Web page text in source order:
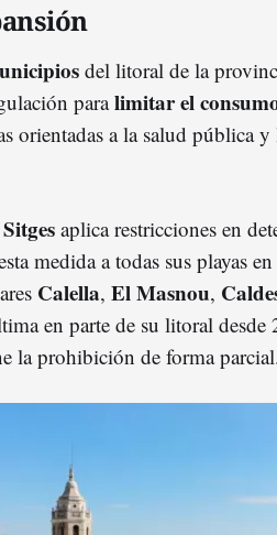
del litoral de la
paralimitar el
orientadas a la salud pública
Sitges aplica restricciones en
medida a todas sus playas
Calella, ElMasnou,
en parte de su litoral
la prohibición de forma